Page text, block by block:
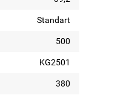
Standart
500
KG2501
380